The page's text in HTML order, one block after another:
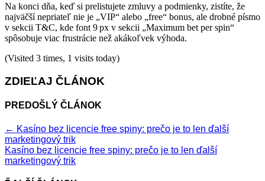
Na konci dňa, keď si prelistujete zmluvy a podmienky, zistíte, že
najväčší nepriateľ nie je „VIP“ alebo „free“ bonus, ale drobné písmo
v sekcii T&C, kde font 9 px v sekcii „Maximum bet per spin“
spôsobuje viac frustrácie než akákoľvek výhoda.
(Visited 3 times, 1 visits today)
ZDIEĽAJ ČLÁNOK
PREDOŠLÝ ČLÁNOK
← Kasíno bez licencie free spiny: prečo je to len ďalší
marketingový trik
Kasíno bez licencie free spiny: prečo je to len ďalší
marketingový trik